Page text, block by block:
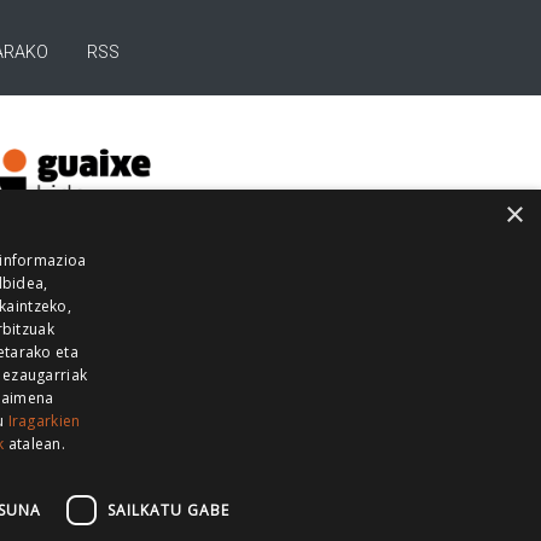
RSS
GUKA
GUKA ZUMAIA GUKA
×
eta
Iragarkien
atalean.
SAILKATU GABE